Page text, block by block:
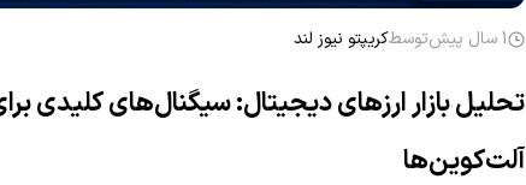
1 سال پیش توسطکریپتو نیوز لند
تحلیل بازار ارزهای دیجیتال: سیگنال‌های کلیدی
آلت‌کوین‌ها